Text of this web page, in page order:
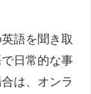
語を聞き取
日常的な事
は、オンラ